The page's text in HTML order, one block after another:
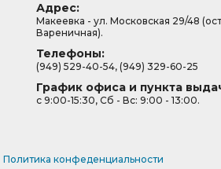
Адрес:
Макеевка - ул. Московская 29/48
Вареничная).
Телефоны:
(949) 529-40-54, (949) 329-60-25
График офиса и пункта
с 9:00-15:30, Сб - Вс: 9:00 - 13:00.
Политика конфеденциальности